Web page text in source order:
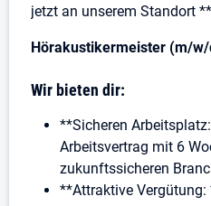
jetzt an unserem Standort
Hörakustikermeister (m/
Wir bieten dir:
**Sicheren
Arbeitsvertrag mit 6
zukunftssicheren
**Attraktive Vergütung: